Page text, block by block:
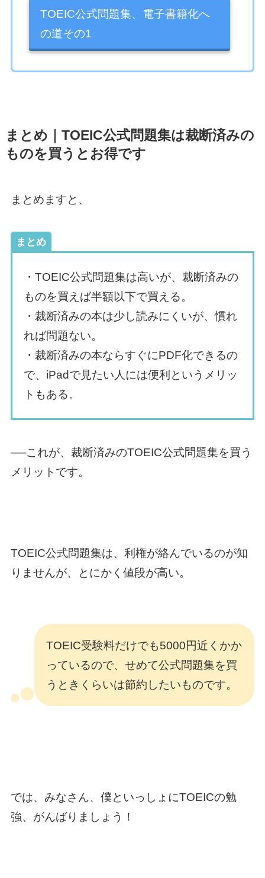
TOEIC公式問題集、電子書籍化へ
の道その1
まとめ｜TOEIC公式問題集は裁断済みの
ものを買うとお得です
まとめますと、
まとめ
・TOEIC公式問題集は高いが、裁断済みの
ものを買えば半額以下で買える。
・裁断済みの本は少し読みにくいが、慣れ
れば問題ない。
・裁断済みの本ならすぐにPDF化できるの
で、iPadで見たい人には便利というメリッ
トもある。
──これが、裁断済みのTOEIC公式問題集を買う
メリットです。
TOEIC公式問題集は、利権が絡んでいるのが知
りませんが、とにかく値段が高い。
TOEIC受験料だけでも5000円近くかか
っているので、せめて公式問題集を買
うときくらいは節約したいものです。
では、みなさん、僕といっしょにTOEICの勉
強、がんばりましょう！